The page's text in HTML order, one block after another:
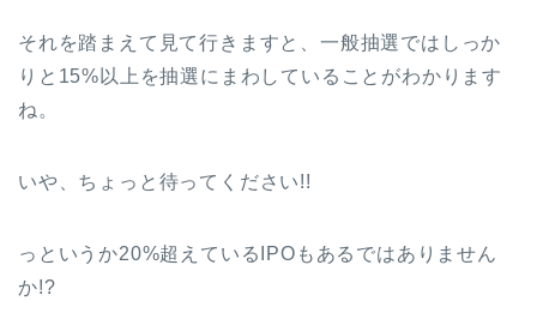
それを踏まえて見て行きますと、一般抽選ではしっか
りと15%以上を抽選にまわしていることがわかります
ね。
いや、ちょっと待ってください!!
っというか20%超えているIPOもあるではありません
か!?